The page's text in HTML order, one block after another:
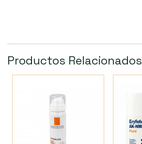
Productos Relacionados